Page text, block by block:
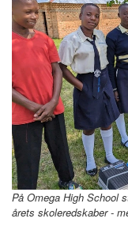
På Omega High School
årets skoleredskaber -